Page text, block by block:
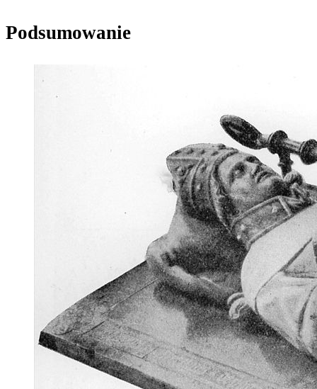
Podsumowanie